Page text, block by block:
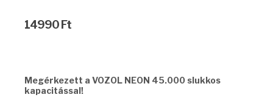
14990 Ft
Megérkezett a VOZOL NEON 45.000 slukkos
kapacitással!